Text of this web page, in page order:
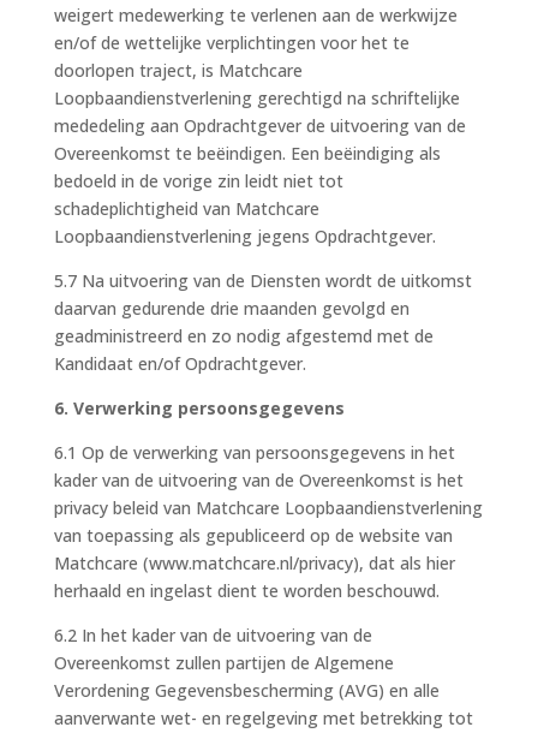
weigert medewerking te verlenen aan de werkwijze
en/of de wettelijke verplichtingen voor het te
doorlopen traject, is Matchcare
Loopbaandienstverlening gerechtigd na schriftelijke
mededeling aan Opdrachtgever de uitvoering van de
Overeenkomst te beëindigen. Een beëindiging als
bedoeld in de vorige zin leidt niet tot
schadeplichtigheid van Matchcare
Loopbaandienstverlening jegens Opdrachtgever.
5.7 Na uitvoering van de Diensten wordt de uitkomst
daarvan gedurende drie maanden gevolgd en
geadministreerd en zo nodig afgestemd met de
Kandidaat en/of Opdrachtgever.
6. Verwerking persoonsgegevens
6.1 Op de verwerking van persoonsgegevens in het
kader van de uitvoering van de Overeenkomst is het
privacy beleid van Matchcare Loopbaandienstverlening
van toepassing als gepubliceerd op de website van
Matchcare (www.matchcare.nl/privacy), dat als hier
herhaald en ingelast dient te worden beschouwd.
6.2 In het kader van de uitvoering van de
Overeenkomst zullen partijen de Algemene
Verordening Gegevensbescherming (AVG) en alle
aanverwante wet- en regelgeving met betrekking tot